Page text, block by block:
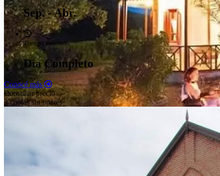
Sep. - Abr.
Tiempo estimado
Día Completo
Conocé más
Consultar precio
3 cuotas sin interés